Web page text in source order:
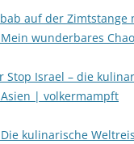
auf der Zimtstange
wunderbares
Stop Israel – die
| volkermampft
kulinarische